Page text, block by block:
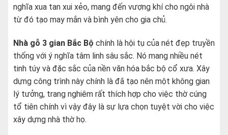
nghĩa xua tan xui xẻo, mang đến vượng khí cho ngôi nhà
từ đó tạo may mắn và bình yên cho gia chủ.
Nhà gỗ 3 gian Bắc Bộ chính là hội tụ của nét đẹp truyền
thống với ý nghĩa tâm linh sâu sắc. Nó mang nhiều nét
tinh túy và đặc sắc của nền văn hóa bắc bộ cổ xưa. Xây
dựng công trình này chính là đã tạo nên một không gian
lý tưởng, trang nghiêm rất thích hợp cho việc thờ cúng
tổ tiên chính vì vậy đây là sự lựa chọn tuyệt vời cho việc
xây dựng nhà thờ họ.